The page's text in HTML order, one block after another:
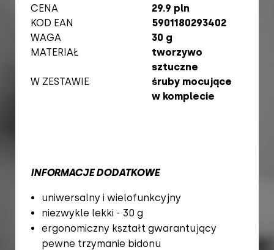
CENA
29.9 pln
KOD EAN
5901180293402
WAGA
30 g
MATERIAŁ
tworzywo
sztuczne
W ZESTAWIE
śruby mocujące
w komplecie
INFORMACJE DODATKOWE
uniwersalny i wielofunkcyjny
niezwykle lekki - 30 g
ergonomiczny kształt gwarantujący
pewne trzymanie bidonu